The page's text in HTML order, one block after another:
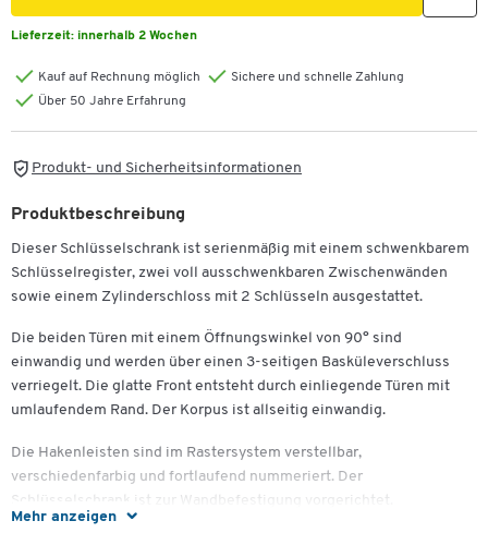
Lieferzeit: innerhalb 2 Wochen
Kauf auf Rechnung möglich
Sichere und schnelle Zahlung
Über 50 Jahre Erfahrung
Produkt- und Sicherheitsinformationen
Mehr anzeigen
Produktbeschreibung
Dieser Schlüsselschrank ist serienmäßig mit einem schwenkbarem
Schlüsselregister, zwei voll ausschwenkbaren Zwischenwänden
sowie einem Zylinderschloss mit 2 Schlüsseln ausgestattet.
Die beiden Türen mit einem Öffnungswinkel von 90° sind
einwandig und werden über einen 3-seitigen Basküleverschluss
verriegelt. Die glatte Front entsteht durch einliegende Türen mit
umlaufendem Rand. Der Korpus ist allseitig einwandig.
Die Hakenleisten sind im Rastersystem verstellbar,
verschiedenfarbig und fortlaufend nummeriert. Der
Schlüsselschrank ist zur Wandbefestigung vorgerichtet.